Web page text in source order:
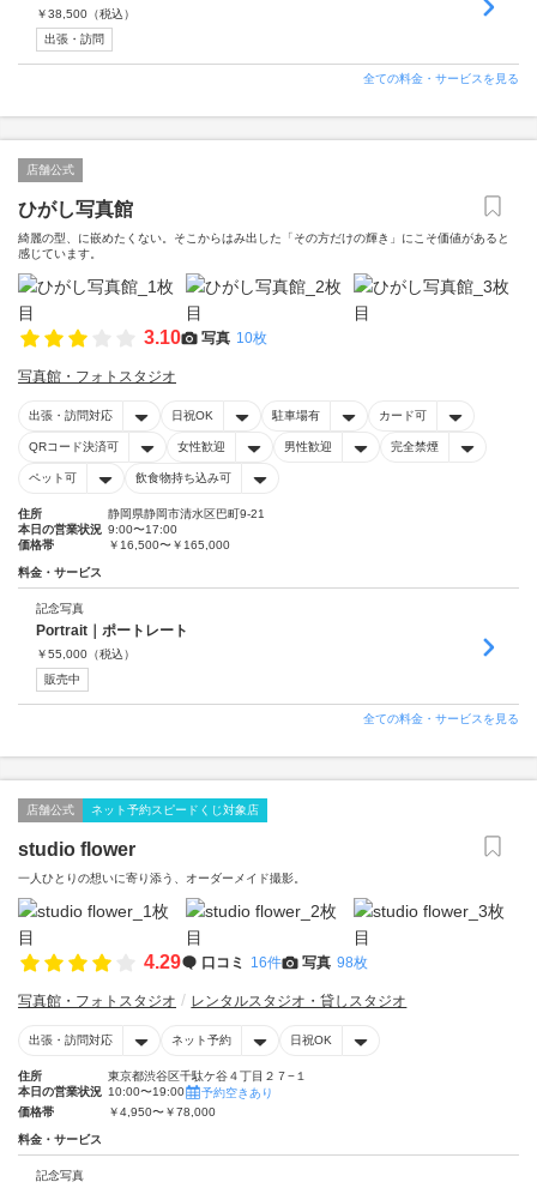
￥38,500 （税込）
出張・訪問
全ての料金・サービスを見る
店舗公式
ひがし写真館
綺麗の型、に嵌めたくない。そこからはみ出した「その方だけの輝き」にこそ価値があると
感じています。
3.10 写真 10枚
写真館・フォトスタジオ
出張・訪問対応 日祝OK 駐車場有 カード可
QRコード決済可 女性歓迎 男性歓迎 完全禁煙
ペット可 飲食物持ち込み可
住所
静岡県静岡市清水区巴町9-21
本日の営業状況 9:00〜17:00
価格帯
￥16,500〜￥165,000
料金・サービス
記念写真
Portrait｜ポートレート
￥55,000 （税込）
販売中
全ての料金・サービスを見る
店舗公式 ネット予約スピードくじ対象店
studio flower
一人ひとりの想いに寄り添う、オーダーメイド撮影。
4.29 口コミ 16件 写真 98枚
写真館・フォトスタジオ レンタルスタジオ・貸しスタジオ
出張・訪問対応 ネット予約 日祝OK
住所
東京都渋谷区千駄ケ谷４丁目２７−１
本日の営業状況 10:00〜19:00
予約空きあり
価格帯
￥4,950〜￥78,000
料金・サービス
記念写真